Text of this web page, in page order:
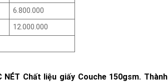
6.800.000
12.000.000
NÉT Chất liệu giấy Couche 150gsm. Thành